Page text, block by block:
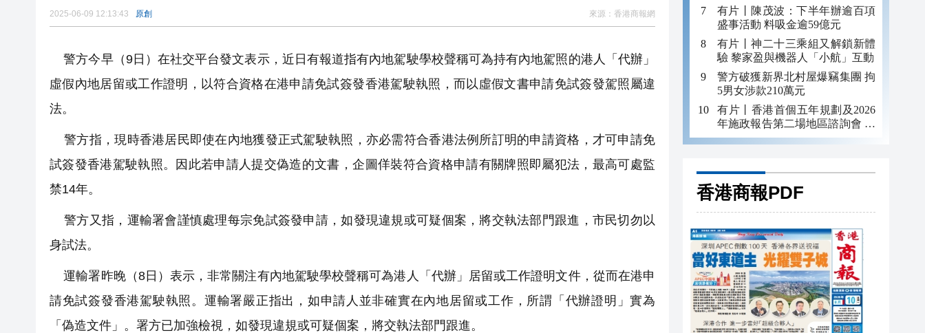
2025-06-09 12:13:43 原創 來源： 香港商報網
警方今早（9日）在社交平台發文表示，近日有報道指有內地駕駛學校聲稱可為持有內地駕照的港人「代辦」
虛假內地居留或工作證明，以符合資格在港申請免試簽發香港駕駛執照，而以虛假文書申請免試簽發駕照屬違
法。
警方指，現時香港居民即使在內地獲發正式駕駛執照，亦必需符合香港法例所訂明的申請資格，才可申請免
試簽發香港駕駛執照。因此若申請人提交偽造的文書，企圖佯裝符合資格申請有關牌照即屬犯法，最高可處監
禁14年。
警方又指，運輸署會謹慎處理每宗免試簽發申請，如發現違規或可疑個案，將交執法部門跟進，市民切勿以
身試法。
運輸署昨晚（8日）表示，非常關注有內地駕駛學校聲稱可為港人「代辦」居留或工作證明文件，從而在港申
請免試簽發香港駕駛執照。運輸署嚴正指出，如申請人並非確實在內地居留或工作，所謂「代辦證明」實為
「偽造文件」。署方已加強檢視，如發現違規或可疑個案，將交執法部門跟進。
有片丨陳茂波：下半年辦逾百項
盛事活動 料吸金逾59億元
有片丨神二十三乘組又解鎖新體
驗 黎家盈與機器人「小航」互動
警方破獲新界北村屋爆竊集團 拘
5男女涉款210萬元
有片丨香港首個五年規劃及2026
年施政報告第二場地區諮詢會 出
席市民滿意李家超答覆
香港商報PDF